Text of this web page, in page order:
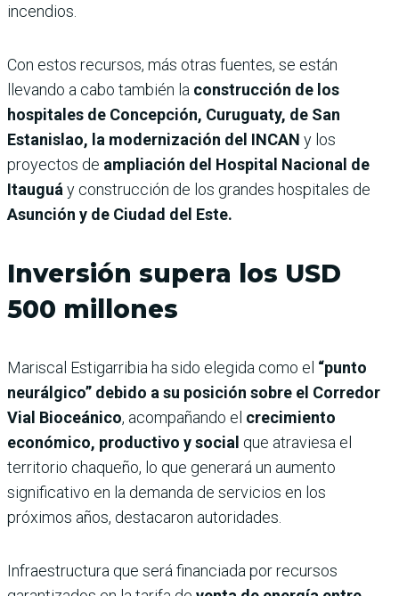
incendios.
Con estos recursos, más otras fuentes, se están
llevando a cabo también la construcción de los
hospitales de Concepción, Curuguaty, de San
Estanislao, la modernización del INCAN y los
proyectos de ampliación del Hospital Nacional de
Itauguá y construcción de los grandes hospitales de
Asunción y de Ciudad del Este.
Inversión supera los USD
500 millones
Mariscal Estigarribia ha sido elegida como el “punto
neurálgico” debido a su posición sobre el Corredor
Vial Bioceánico, acompañando el crecimiento
económico, productivo y social que atraviesa el
territorio chaqueño, lo que generará un aumento
significativo en la demanda de servicios en los
próximos años, destacaron autoridades.
Infraestructura que será financiada por recursos